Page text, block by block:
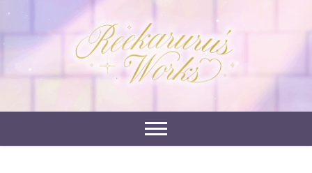
れーかるる's
works
れーかるるの運営するイラストポートフォリオサイ
トです。